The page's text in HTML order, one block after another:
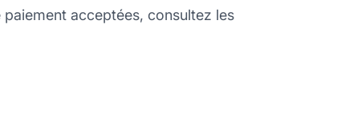
acceptées, consultez les